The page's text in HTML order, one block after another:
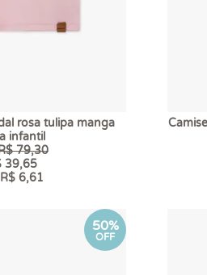
rosa tulipa manga
infantil
79,30
39,65
R$ 6,61
50%
OFF